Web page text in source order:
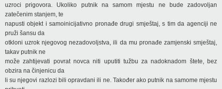
uzroci prigovora. Ukoliko putnik na samom mjestu ne bude zadovoljan
zatečenim stanjem, te
napusti objekt i samoinicijativno pronađe drugi smještaj, s tim da agenciji ne
pruži šansu da
otkloni uzrok njegovog nezadovoljstva, ili da mu pronađe zamjenski smještaj,
takav putnik ne
može zahtijevati povrat novca niti uputiti tužbu za nadoknadom štete, bez
obzira na činjenicu da
li su njegovi razlozi bili opravdani ili ne. Također ako putnik na samome mjestu